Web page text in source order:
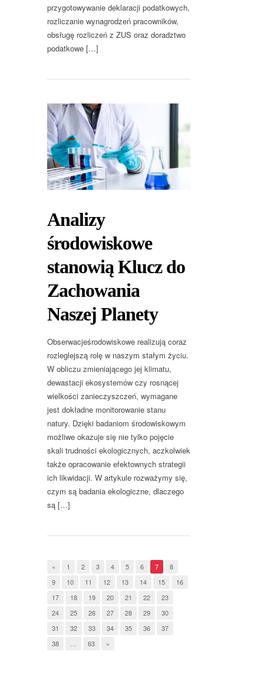
przygotowywanie deklaracji podatkowych,
rozliczanie wynagrodzeń pracowników,
obsługę rozliczeń z ZUS oraz doradztwo
podatkowe […]
Analizy
środowiskowe
stanowią Klucz do
Zachowania
Naszej Planety
Obserwacjeśrodowiskowe realizują coraz
rozleglejszą rolę w naszym stałym życiu.
W obliczu zmieniającego jej klimatu,
dewastacji ekosystemów czy rosnącej
wielkości zanieczyszczeń, wymagane
jest dokładne monitorowanie stanu
natury. Dzięki badaniom środowiskowym
możliwe okazuje się nie tylko pojęcie
skali trudności ekologicznych, aczkolwiek
także opracowanie efektownych strategii
ich likwidacji. W artykule rozważymy się,
czym są badania ekologiczne, dlaczego
są […]
« 1 2 3 4 5 6 7
8
9
10 11 12 13 14 15
16
17
18 19 20 21 22
23
24
25 26 27 28 29
30
31
32 33 34 35 36
37
38
63 »